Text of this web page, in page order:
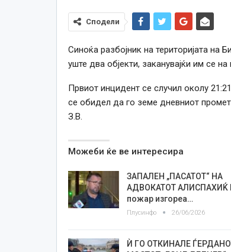
Сподели
Синоќа разбојник на територијата
уште два објекти, заканувајќи им се
Првиот инцидент се случил околу
се обидел да го земе дневниот
З.В.
Можеби ќе ве интересира
ЗАПАЛЕН „ПАСАТОТ“ НА
АДВОКАТОТ АЛИСПАХИЌ
пожар изгореа…
Плусинфо 26/06/2026
Ѝ ГО ОТКИНАЛЕ